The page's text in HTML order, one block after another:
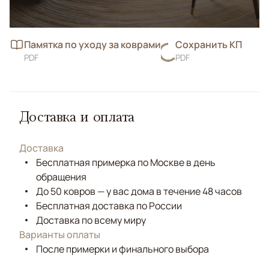
Памятка по уходу за коврами
PDF
Сохранить КП
PDF
Доставка и оплата
Доставка
Бесплатная примерка по Москве в день
обращения
До 50 ковров — у вас дома в течение 48 часов
Бесплатная доставка по России
Доставка по всему миру
Варианты оплаты
После примерки и финального выбора